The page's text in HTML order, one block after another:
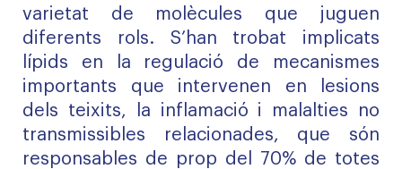
varietat de molècules que juguen
diferents rols. S’han trobat implicats
lípids en la regulació de mecanismes
importants que intervenen en lesions
dels teixits, la inflamació i malalties no
transmissibles relacionades, que són
responsables de prop del 70% de totes